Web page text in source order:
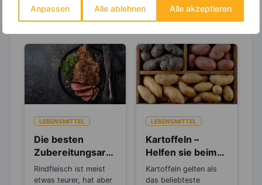
Anpassen Alle ablehnen Alle akzeptieren
dieses Rezepts
LEBENSMITTEL
Die besten
Zubereitungsarte
n für Rindfleisch
Rindfleisch ist meist
etwas teurer, hat aber
LEBENSMITTEL
Kartoffeln –
Helfen sie beim
Abnehmen oder
machen sie dick?
Kartoffeln gelten als
das beliebteste